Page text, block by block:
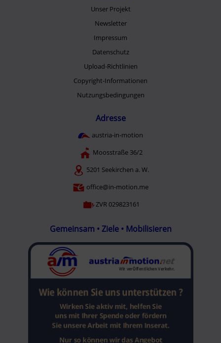
Unser Projekt
Newsletter
Impressum
Datenschutz
Upload-Richtlinien
Copyright-Informationen
Nutzungsbedingungen
Adresse
austria-in-motion
Moosstraße 36/2
5201 Seekirchen a. W.
office@in-motion.me
ZVR 029823161
Gemeinsam • Ziele • Mobilisieren